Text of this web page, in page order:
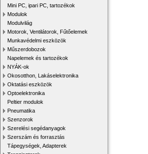
Mini PC, ipari PC, tartozékok
Modulok
Modulvilág
Motorok, Ventilátorok, Fűtőelemek
Munkavédelmi eszközök
Műszerdobozok
Napelemek és tartozékok
NYÁK-ok
Okosotthon, Lakáselektronika
Oktatási eszközök
Optoelektronika
Peltier modulok
Pneumatika
Szenzorok
Szerelési segédanyagok
Szerszám és forrasztás
Tápegységek, Adapterek